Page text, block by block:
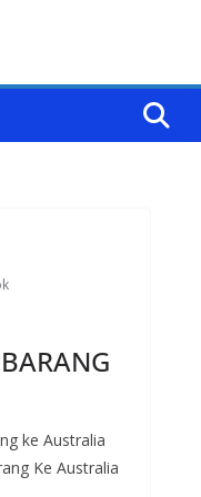
ke Australia
Ke Australia